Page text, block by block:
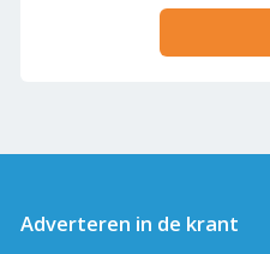
Adverteren in de krant